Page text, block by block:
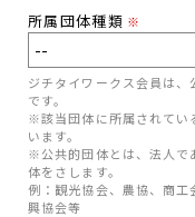
所属団体種類 ※
ジチタイワークス会員は
です。
※該当団体に所属されてい
います。
※公共的団体とは、法人で
体をさします。
例：観光協会、農協、商
興協会等